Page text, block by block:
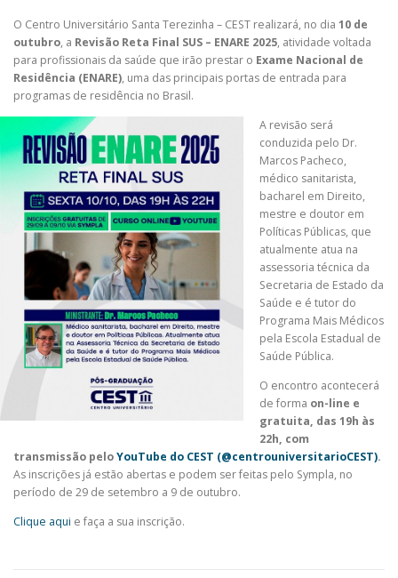
O Centro Universitário Santa Terezinha – CEST realizará, no dia 10 de
outubro, a Revisão Reta Final SUS – ENARE 2025, atividade voltada
para profissionais da saúde que irão prestar o Exame Nacional de
Residência (ENARE), uma das principais portas de entrada para
programas de residência no Brasil.
A revisão será
conduzida pelo Dr.
Marcos Pacheco,
médico sanitarista,
bacharel em Direito,
mestre e doutor em
Políticas Públicas, que
atualmente atua na
assessoria técnica da
Secretaria de Estado da
Saúde e é tutor do
Programa Mais Médicos
pela Escola Estadual de
Saúde Pública.
O encontro acontecerá
de forma on-line e
gratuita, das 19h às
22h, com
transmissão peloYouTube do CEST (@centrouniversitarioCEST).
As inscrições já estão abertas e podem ser feitas pelo Sympla, no
período de 29 de setembro a 9 de outubro.
Clique aqui e faça a sua inscrição.